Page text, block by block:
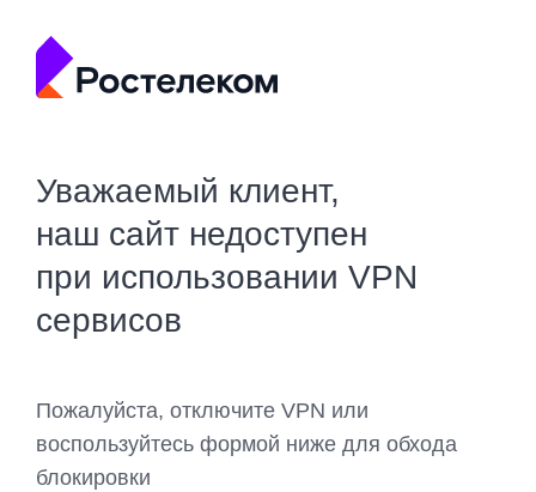
Уважаемый клиент,
наш сайт недоступен
при использовании VPN
сервисов
Пожалуйста, отключите VPN или
воспользуйтесь формой ниже для обхода
блокировки